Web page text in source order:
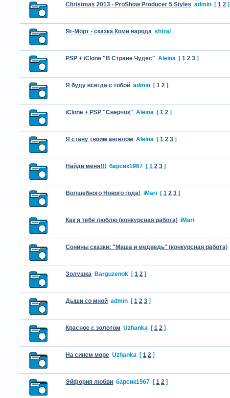
Christmas 2013 - ProShow Producer 5 Styles admin [ 1 2 ]
Яг-Морт - сказка Коми народа shtral
PSP + iClone "В Стране Чудес" Aleina [ 1 2 3 ]
Я буду всегда с тобой admin [ 1 2 ]
iClone + PSP "Сверчок" Aleina [ 1 2 ]
Я стану твоим ангелом Aleina [ 1 2 3 ]
Найди меня!!! барсик1967 [ 1 2 3 ]
Волшебного Нового года! iMari [ 1 2 3 ]
Как я тебя люблю (конкурсная работа) iMari
Сонины сказки: "Маша и медведь" (конкурсная работа)
Золушка Barguzenok [ 1 2 ]
Дыши со мной admin [ 1 2 3 ]
Красное с золотом Uzhanka [ 1 2 ]
На синем море Uzhanka [ 1 2 ]
Эйфория любви барсик1967 [ 1 2 ]